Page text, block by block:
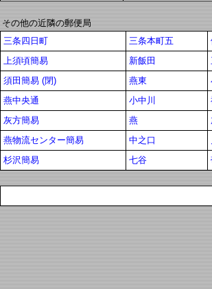
その他の近隣の郵便局
三条四日町
三条本町五
上須頃簡易
新飯田
須田簡易 (閉)
燕東
燕中央通
小中川
灰方簡易
燕
燕物流センター簡易
中之口
杉沢簡易
七谷